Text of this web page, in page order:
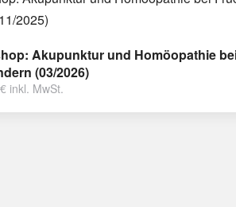
Akupunktur und Homöopathie
(03/2026)
€ inkl. MwSt.